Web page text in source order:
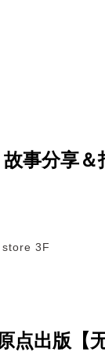
事分享＆
3F
点出版【